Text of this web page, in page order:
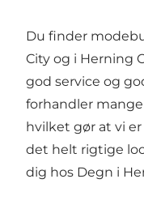
Du finder
City og i Herning
god service og
forhandler
hvilket gør at vi
det helt rigtige
dig hos Degn i